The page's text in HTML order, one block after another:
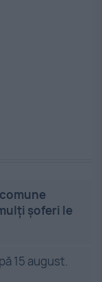
șoferi le
15 august.